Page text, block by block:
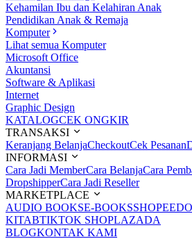
Kehamilan Ibu dan Kelahiran Anak
Pendidikan Anak & Remaja
Komputer
Lihat semua Komputer
Microsoft Office
Akuntansi
Software & Aplikasi
Internet
Graphic Design
KATALOGCEK ONGKIR
TRANSAKSI
Keranjang BelanjaCheckoutCek Pesanan
INFORMASI
Cara Jadi MemberCara BelanjaCara
DropshipperCara Jadi Reseller
MARKETPLACE
AUDIO BOOKSE-BOOKSSHOPEE
KITABTIKTOK SHOPLAZADA
BLOGKONTAK KAMI